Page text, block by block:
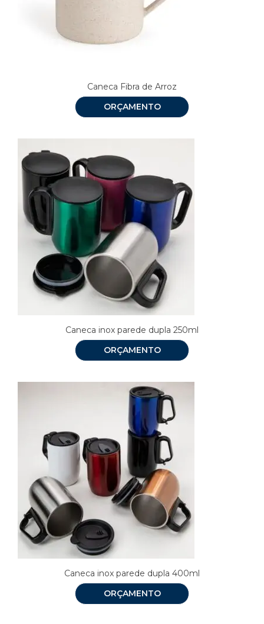
Caneca Fibra de Arroz
ORÇAMENTO
Caneca inox parede dupla 250ml
ORÇAMENTO
Caneca inox parede dupla 400ml
ORÇAMENTO